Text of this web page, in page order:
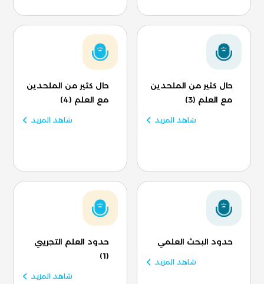
حال كثير من الملحدين
مع العلم (3)
شاهد المزيد
حال كثير من الملحدين
مع العلم (4)
شاهد المزيد
حدود البحث العلمي
شاهد المزيد
حدود العلم التجريبي
(1)
شاهد المزيد